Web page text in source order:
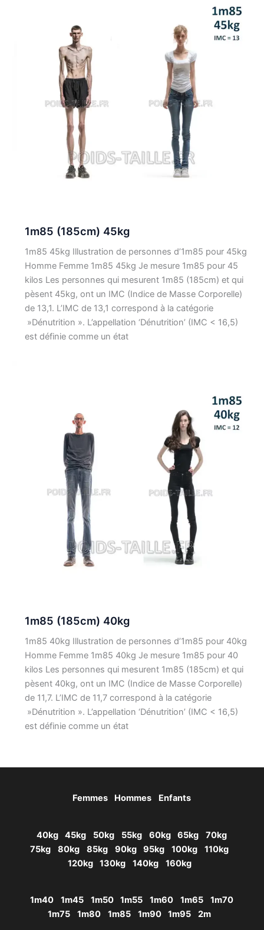
1m85 (185cm) 45kg
1m85 45kg Illustration de personnes d’1m85 pour 45kg
Homme Femme 1m85 45kg Je mesure 1m85 pour 45
kilos Les personnes qui mesurent 1m85 (185cm) et qui
pèsent 45kg, ont un IMC (Indice de Masse Corporelle)
de 13,1. L’IMC de 13,1 correspond à la catégorie
»Dénutrition ». L’appellation ‘Dénutrition’ (IMC < 16,5)
est définie comme un état
1m85 (185cm) 40kg
1m85 40kg Illustration de personnes d’1m85 pour 40kg
Homme Femme 1m85 40kg Je mesure 1m85 pour 40
kilos Les personnes qui mesurent 1m85 (185cm) et qui
pèsent 40kg, ont un IMC (Indice de Masse Corporelle)
de 11,7. L’IMC de 11,7 correspond à la catégorie
»Dénutrition ». L’appellation ‘Dénutrition’ (IMC < 16,5)
est définie comme un état
Femmes Hommes Enfants
40kg 45kg 50kg 55kg 60kg 65kg
70kg
75kg
80kg 85kg 90kg 95kg 100kg
110kg
120kg
130kg 140kg 160kg
1m40 1m45 1m50 1m55 1m60 1m65
1m70
1m75
1m80 1m85 1m90 1m95 2m